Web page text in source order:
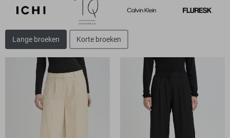
Lange broeken Korte broeken